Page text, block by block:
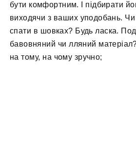
бути комфортним. І підбирати
виходячи з ваших уподобань.
спати в шовках? Будь ласка.
бавовняний чи лляний
на тому, на чому зручно;